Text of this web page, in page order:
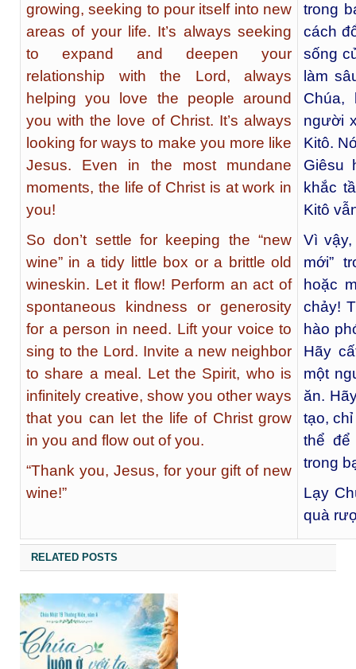
growing, seeking to pour itself into new
areas of your life. It’s always seeking
to expand and deepen your
relationship with the Lord, always
helping you love the people around
you with the love of Christ. It’s always
looking for ways to make you more like
Jesus. Even in the most mundane
moments, the life of Christ is at work in
you!
So don’t settle for keeping the “new
wine” in a tidy little box or a brittle old
wineskin. Let it flow! Perform an act of
spontaneous kindness or generosity
for a person in need. Lift your voice to
sing to the Lord. Invite a new neighbor
to share a meal. Let the Spirit, who is
infinitely creative, show you other ways
that you can let the life of Christ grow
in you and flow out of you.
“Thank you, Jesus, for your gift of new
wine!”
trong
cách
sống
làm
Chúa,
người
Kitô.
Giêsu
khắc
Kitô
Vì
mới”
hoặc
chảy!
hào
Hãy
một
ăn.
tạo,
thể để
trong
Lạy
quà
RELATED POSTS